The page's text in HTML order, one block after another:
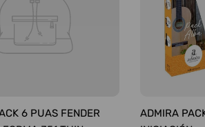
6 PUAS FENDER
ADMIRA